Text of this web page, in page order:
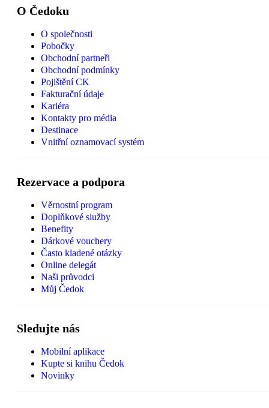
O Čedoku
O společnosti
Pobočky
Obchodní partneři
Obchodní podmínky
Pojištění CK
Fakturační údaje
Kariéra
Kontakty pro média
Destinace
Vnitřní oznamovací systém
Rezervace a podpora
Věrnostní program
Doplňkové služby
Benefity
Dárkové vouchery
Často kladené otázky
Online delegát
Naši průvodci
Můj Čedok
Sledujte nás
Mobilní aplikace
Kupte si knihu Čedok
Novinky